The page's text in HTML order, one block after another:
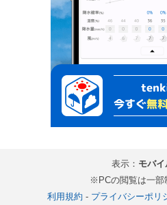
表示： モバイ
※PCの閲覧は一部
利用規約 - プライバシーポリ